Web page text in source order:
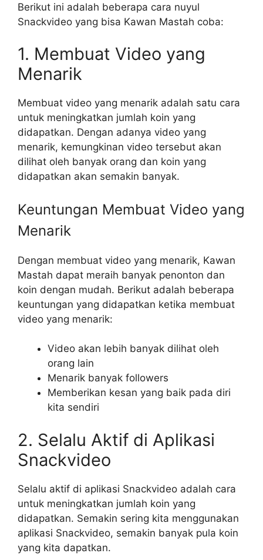
Berikut ini adalah beberapa cara nuyul
Snackvideo yang bisa Kawan Mastah coba:
1. Membuat Video yang
Menarik
Membuat video yang menarik adalah satu cara
untuk meningkatkan jumlah koin yang
didapatkan. Dengan adanya video yang
menarik, kemungkinan video tersebut akan
dilihat oleh banyak orang dan koin yang
didapatkan akan semakin banyak.
Keuntungan Membuat Video yang
Menarik
Dengan membuat video yang menarik, Kawan
Mastah dapat meraih banyak penonton dan
koin dengan mudah. Berikut adalah beberapa
keuntungan yang didapatkan ketika membuat
video yang menarik:
Video akan lebih banyak dilihat oleh
orang lain
Menarik banyak followers
Memberikan kesan yang baik pada diri
kita sendiri
2. Selalu Aktif di Aplikasi
Snackvideo
Selalu aktif di aplikasi Snackvideo adalah cara
untuk meningkatkan jumlah koin yang
didapatkan. Semakin sering kita menggunakan
aplikasi Snackvideo, semakin banyak pula koin
yang kita dapatkan.